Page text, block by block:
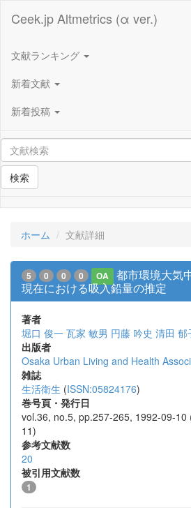
Ceek.jp Altmetrics (α ver.)
文献ランキング
新着文献
新着投稿
検索
ホーム 文献詳細
5 0 0 0 OA
都市環境大気
現在における吸入鉛量の推定
著者
堀口 俊一 瓦家 敏男 円藤 吟史 清田 郁
出版者
Osaka Urban Living and Health
雑誌
生活衛生 (ISSN:05824176)
巻号頁・発行日
vol.36, no.5, pp.257-265, 1992-09-10
11)
参考文献数
20
被引用文献数
1